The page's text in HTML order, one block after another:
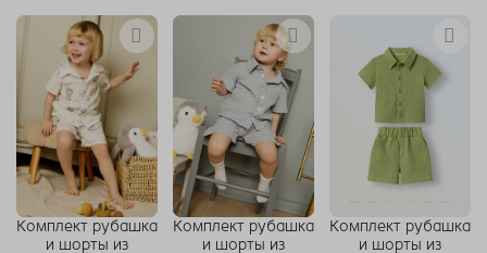
Комплект рубашка
и шорты из
Комплект рубашка
и шорты из
Комплект рубашка
и шорты из